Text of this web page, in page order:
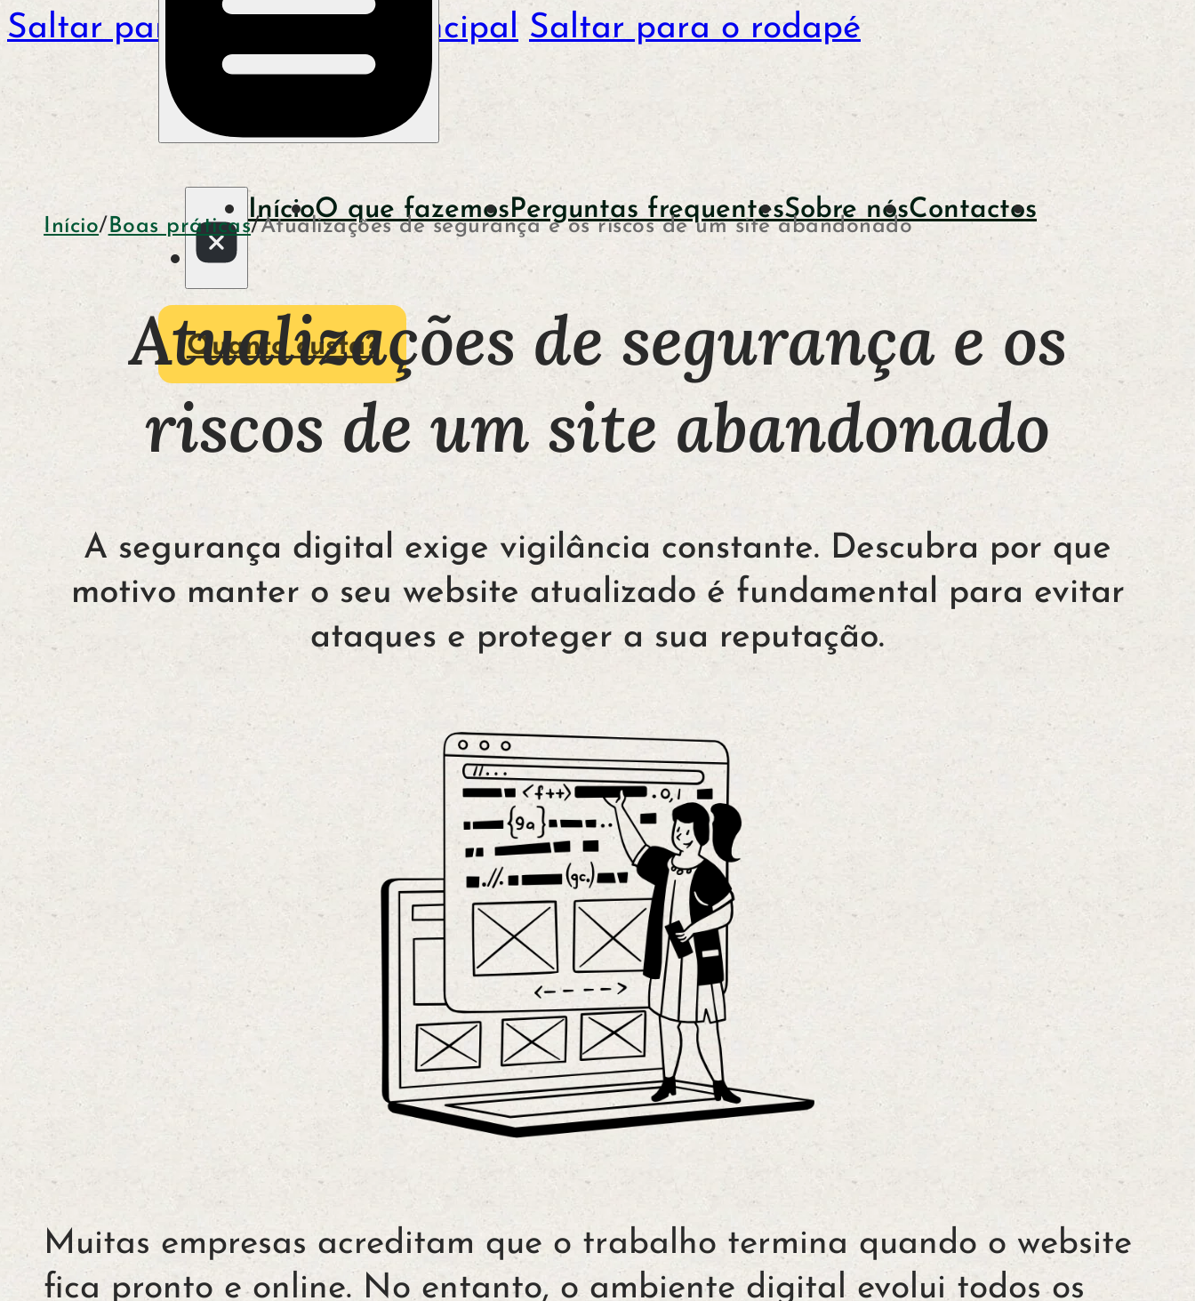
Saltar para o conteúdo principal Saltar para o rodapé
InícioO que fazemosPerguntas frequentesSobre nósContactos
Quanto custa?
Início/Boas práticas/Atualizações de segurança e os riscos de um site abandonado
Atualizações de segurança e os
riscos de um site abandonado
A segurança digital exige vigilância constante. Descubra por que
motivo manter o seu website atualizado é fundamental para evitar
ataques e proteger a sua reputação.
Muitas empresas acreditam que o trabalho termina quando o website
fica pronto e online. No entanto, o ambiente digital evolui todos os